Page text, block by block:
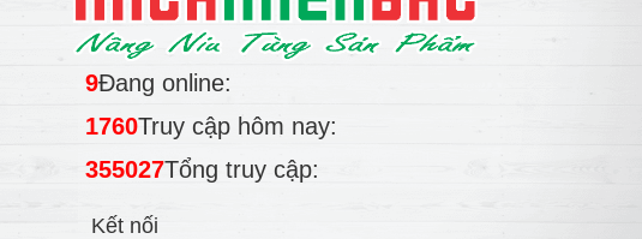
9Đang online:
1760Truy cập hôm nay:
355027Tổng truy cập:
Kết nối